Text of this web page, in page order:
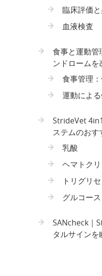
臨床評価
血液検査
食事と運動管
ンドロームを
食事管理
運動によ
StrideVet
ステムのおす
乳酸
ヘマトクリ
トリグリ
グルコース
SANcheck｜
タルサインを